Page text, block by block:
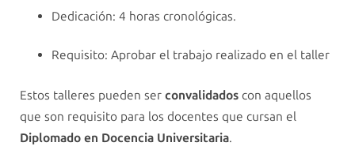
Dedicación: 4 horas cronológicas.
Requisito: Aprobar el trabajo realizado en el taller
Estos talleres pueden ser convalidados con aquellos
que son requisito para los docentes que cursan el
Diplomado en Docencia Universitaria.